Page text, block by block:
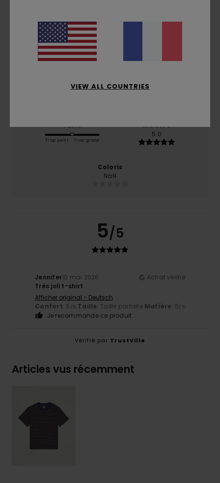
5.0/5
basé sur1 avis vérifiés
100% de nos clients recommandent ce produit
Rapport qualité / prix
NaN
Taille
Trop petit Trop grand
Matière
5.0
Coloris
NaN
5/5
Jennifer10 mai 2026
Achat vérifié
Très joli t-shirt
Afficher original - Deutsch
Confort: 5 /5 Taille: Taille parfaite Matière: 5/5
Je recommande ce produit
Vérifié par TrustVille
Articles vus récemment
VIEW ALL COUNTRIES